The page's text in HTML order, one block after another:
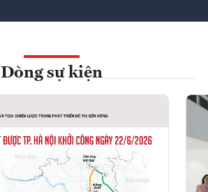
Dòng sự kiện